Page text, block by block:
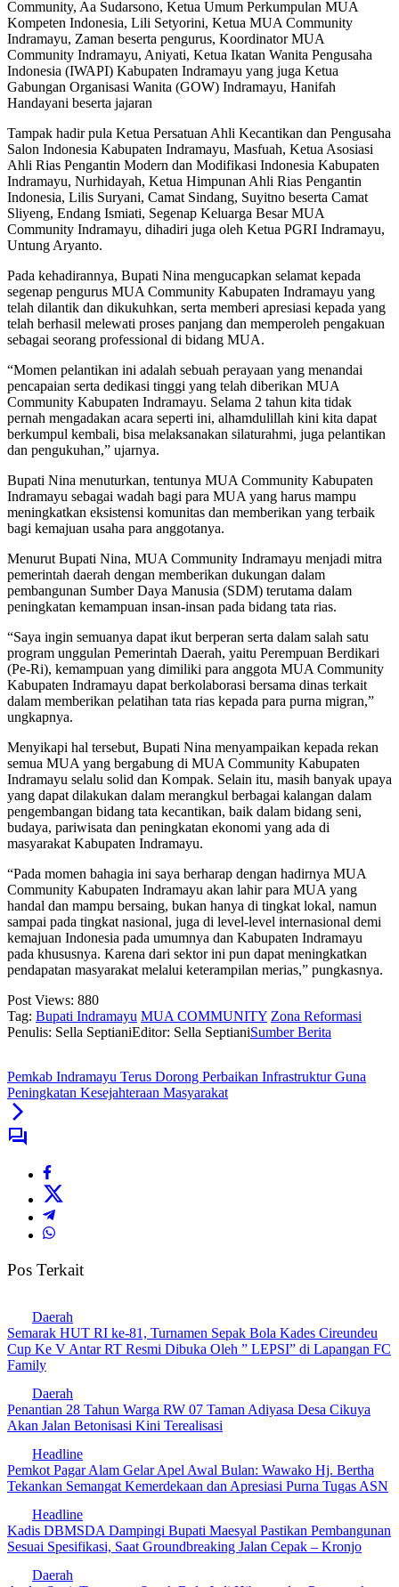
Community, Aa Sudarsono, Ketua Umum Perkumpulan MUA
Kompeten Indonesia, Lili Setyorini, Ketua MUA Community
Indramayu, Zaman beserta pengurus, Koordinator MUA
Community Indramayu, Aniyati, Ketua Ikatan Wanita Pengusaha
Indonesia (IWAPI) Kabupaten Indramayu yang juga Ketua
Gabungan Organisasi Wanita (GOW) Indramayu, Hanifah
Handayani beserta jajaran
Tampak hadir pula Ketua Persatuan Ahli Kecantikan dan Pengusaha
Salon Indonesia Kabupaten Indramayu, Masfuah, Ketua Asosiasi
Ahli Rias Pengantin Modern dan Modifikasi Indonesia Kabupaten
Indramayu, Nurhidayah, Ketua Himpunan Ahli Rias Pengantin
Indonesia, Lilis Suryani, Camat Sindang, Suyitno beserta Camat
Sliyeng, Endang Ismiati, Segenap Keluarga Besar MUA
Community Indramayu, dihadiri juga oleh Ketua PGRI Indramayu,
Untung Aryanto.
Pada kehadirannya, Bupati Nina mengucapkan selamat kepada
segenap pengurus MUA Community Kabupaten Indramayu yang
telah dilantik dan dikukuhkan, serta memberi apresiasi kepada yang
telah berhasil melewati proses panjang dan memperoleh pengakuan
sebagai seorang professional di bidang MUA.
“Momen pelantikan ini adalah sebuah perayaan yang menandai
pencapaian serta dedikasi tinggi yang telah diberikan MUA
Community Kabupaten Indramayu. Selama 2 tahun kita tidak
pernah mengadakan acara seperti ini, alhamdulillah kini kita dapat
berkumpul kembali, bisa melaksanakan silaturahmi, juga pelantikan
dan pengukuhan,” ujarnya.
Bupati Nina menuturkan, tentunya MUA Community Kabupaten
Indramayu sebagai wadah bagi para MUA yang harus mampu
meningkatkan eksistensi komunitas dan memberikan yang terbaik
bagi kemajuan usaha para anggotanya.
Menurut Bupati Nina, MUA Community Indramayu menjadi mitra
pemerintah daerah dengan memberikan dukungan dalam
pembangunan Sumber Daya Manusia (SDM) terutama dalam
peningkatan kemampuan insan-insan pada bidang tata rias.
“Saya ingin semuanya dapat ikut berperan serta dalam salah satu
program unggulan Pemerintah Daerah, yaitu Perempuan Berdikari
(Pe-Ri), kemampuan yang dimiliki para anggota MUA Community
Kabupaten Indramayu dapat berkolaborasi bersama dinas terkait
dalam memberikan pelatihan tata rias kepada para purna migran,”
ungkapnya.
Menyikapi hal tersebut, Bupati Nina menyampaikan kepada rekan
semua MUA yang bergabung di MUA Community Kabupaten
Indramayu selalu solid dan Kompak. Selain itu, masih banyak upaya
yang dapat dilakukan dalam merangkul berbagai kalangan dalam
pengembangan bidang tata kecantikan, baik dalam bidang seni,
budaya, pariwisata dan peningkatan ekonomi yang ada di
masyarakat Kabupaten Indramayu.
“Pada momen bahagia ini saya berharap dengan hadirnya MUA
Community Kabupaten Indramayu akan lahir para MUA yang
handal dan mampu bersaing, bukan hanya di tingkat lokal, namun
sampai pada tingkat nasional, juga di level-level internasional demi
kemajuan Indonesia pada umumnya dan Kabupaten Indramayu
pada khususnya. Karena dari sektor ini pun dapat meningkatkan
pendapatan masyarakat melalui keterampilan merias,” pungkasnya.
Post Views: 880
Tag: Bupati Indramayu MUA COMMUNITY Zona Reformasi
Penulis: Sella SeptianiEditor: Sella SeptianiSumber Berita
Pemkab Indramayu Terus Dorong Perbaikan Infrastruktur Guna
Peningkatan Kesejahteraan Masyarakat
Pos Terkait
Daerah
Semarak HUT RI ke-81, Turnamen Sepak Bola Kades Cireundeu
Cup Ke V Antar RT Resmi Dibuka Oleh ” LEPSI” di Lapangan FC
Family
Daerah
Penantian 28 Tahun Warga RW 07 Taman Adiyasa Desa Cikuya
Akan Jalan Betonisasi Kini Terealisasi
Headline
Pemkot Pagar Alam Gelar Apel Awal Bulan: Wawako Hj. Bertha
Tekankan Semangat Kemerdekaan dan Apresiasi Purna Tugas ASN
Headline
Kadis DBMSDA Dampingi Bupati Maesyal Pastikan Pembangunan
Sesuai Spesifikasi, Saat Groundbreaking Jalan Cepak – Kronjo
Daerah